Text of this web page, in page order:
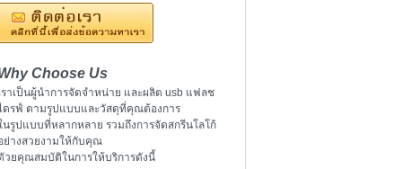
Choose Us
ราเป็นผู้นำการจัดจำหน่าย และผลิต usb แฟลช
ดรฟ์ ตามรูปแบบและวัสดุที่คุณต้องการ
นรูปแบบที่หลากหลาย รวมถึงการจัดสกรีนโลโก้
ย่างสวยงามให้กับคุณ
วยคุณสมบัติในการให้บริการดังนี้